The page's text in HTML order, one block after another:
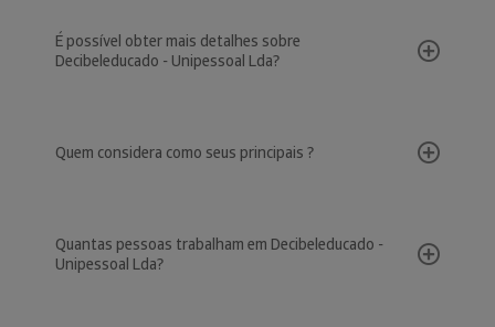
É possível obter mais detalhes sobre
Decibeleducado - Unipessoal Lda?
Quem considera como seus principais ?
Quantas pessoas trabalham em Decibeleducado -
Unipessoal Lda?